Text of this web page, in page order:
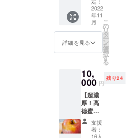
魚介料理が
味わえるメ
ニューも用
意する。今
後はECサイ
徳4kg
糖度
14％以
上の蜜
りん
ご。パ
イナッ
思わせ
るよう
な味わ
いが特
徴で
す。
2）未選
別のは
るか4kg
2022
年11
月
詳細を見る
こ
の
リ
タ
ー
ン
を
選
択
す
る
10,
000 円
残り24
【超濃
厚！高
徳蜜り
んご
100％
ジュー
支援
者：
16人